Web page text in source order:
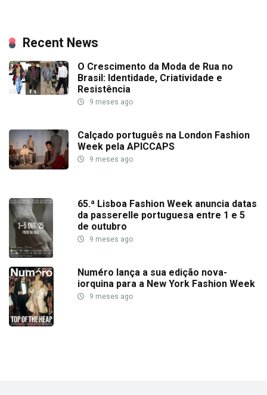
Recent News
O Crescimento da Moda de Rua no
Brasil: Identidade, Criatividade e
Resistência
9 meses ago
Calçado português na London Fashion
Week pela APICCAPS
9 meses ago
65.ª Lisboa Fashion Week anuncia datas
da passerelle portuguesa entre 1 e 5
de outubro
9 meses ago
Numéro lança a sua edição nova-
iorquina para a New York Fashion Week
9 meses ago